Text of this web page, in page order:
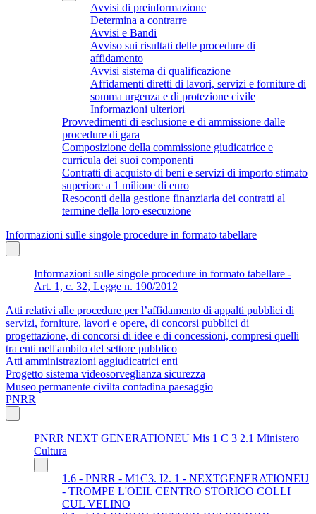
Avvisi di preinformazione
Determina a contrarre
Avvisi e Bandi
Avviso sui risultati delle procedure di
affidamento
Avvisi sistema di qualificazione
Affidamenti diretti di lavori, servizi e forniture di
somma urgenza e di protezione civile
Informazioni ulteriori
Provvedimenti di esclusione e di ammissione dalle
procedure di gara
Composizione della commissione giudicatrice e
curricula dei suoi componenti
Contratti di acquisto di beni e servizi di importo stimato
superiore a 1 milione di euro
Resoconti della gestione finanziaria dei contratti al
termine della loro esecuzione
Informazioni sulle singole procedure in formato tabellare
Informazioni sulle singole procedure in formato tabellare -
Art. 1, c. 32, Legge n. 190/2012
Atti relativi alle procedure per l’affidamento di appalti pubblici di
servizi, forniture, lavori e opere, di concorsi pubblici di
progettazione, di concorsi di idee e di concessioni, compresi quelli
tra enti nell'ambito del settore pubblico
Atti amministrazioni aggiudicatrici enti
Progetto sistema videosorveglianza sicurezza
Museo permanente civilta contadina paesaggio
PNRR
PNRR NEXT GENERATIONEU Mis 1 C 3 2.1 Ministero
Cultura
1.6 - PNRR - M1C3. I2. 1 - NEXTGENERATIONEU
- TROMPE L'OEIL CENTRO STORICO COLLI
CUL VELINO